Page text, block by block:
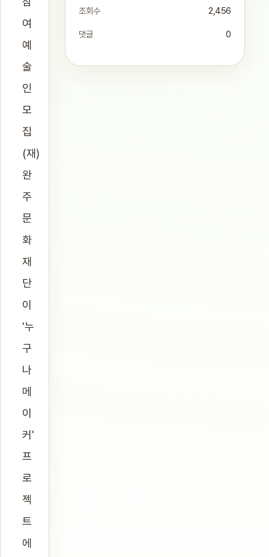
여
예
술
인
모
집
(재)
완
주
문
화
재
단
이
'누
구
나
메
이
커'
프
로
젝
트
에
조회수 2,456
댓글 0